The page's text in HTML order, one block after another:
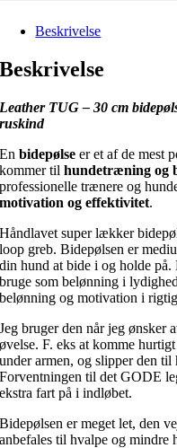
Beskrivelse
Beskrivelse
Leather TUG – 30 cm
ruskind
Enbidepølse er et af de mest
kommer tilhundetræning og
professionelle trænere og
motivation og effektivitet.
Håndlavet super lækker
loop greb. Bidepølsen er
din hund at bide i og holde
bruge som belønning i
belønning og motivation i
Jeg bruger den når jeg ønsker
øvelse. F. eks at komme
under armen, og slipper den
Forventningen til det GODE
ekstra fart på i indløbet.
Bidepølsen er meget let, den
anbefales til hvalpe og mindre